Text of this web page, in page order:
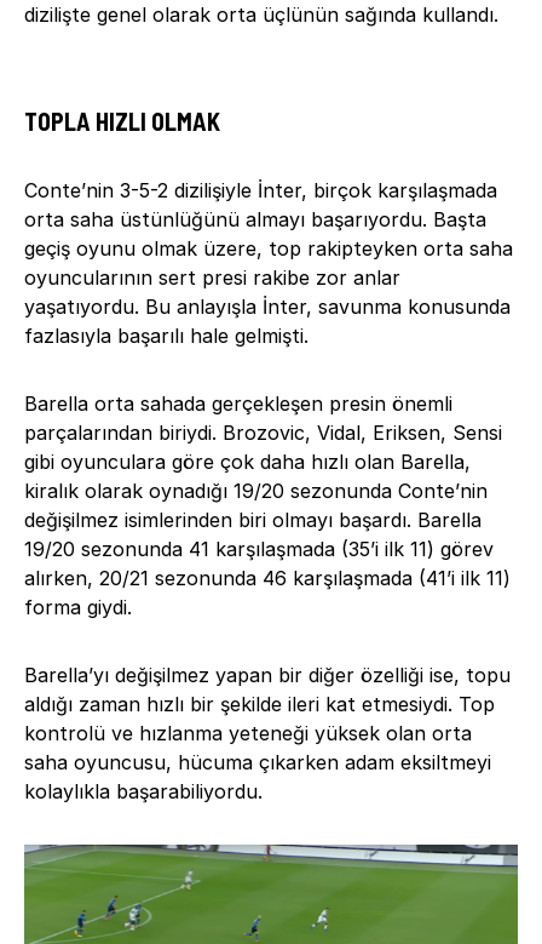
dizilişte genel olarak orta üçlünün sağında kullandı.
TOPLA HIZLI OLMAK
Conte’nin 3-5-2 dizilişiyle İnter, birçok karşılaşmada
orta saha üstünlüğünü almayı başarıyordu. Başta
geçiş oyunu olmak üzere, top rakipteyken orta saha
oyuncularının sert presi rakibe zor anlar
yaşatıyordu. Bu anlayışla İnter, savunma konusunda
fazlasıyla başarılı hale gelmişti.
Barella orta sahada gerçekleşen presin önemli
parçalarından biriydi. Brozovic, Vidal, Eriksen, Sensi
gibi oyunculara göre çok daha hızlı olan Barella,
kiralık olarak oynadığı 19/20 sezonunda Conte’nin
değişilmez isimlerinden biri olmayı başardı. Barella
19/20 sezonunda 41 karşılaşmada (35’i ilk 11) görev
alırken, 20/21 sezonunda 46 karşılaşmada (41’i ilk 11)
forma giydi.
Barella’yı değişilmez yapan bir diğer özelliği ise, topu
aldığı zaman hızlı bir şekilde ileri kat etmesiydi. Top
kontrolü ve hızlanma yeteneği yüksek olan orta
saha oyuncusu, hücuma çıkarken adam eksiltmeyi
kolaylıkla başarabiliyordu.